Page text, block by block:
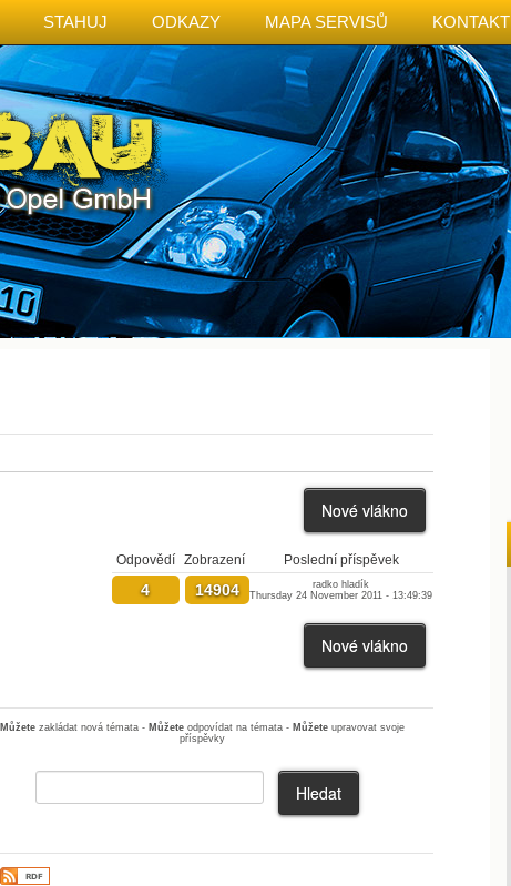
STAHUJ ODKAZY MAPA SERVISŮ KONTAKT
Odpovědí Zobrazení Poslední příspěvek
4 14904
radko hladík
Thursday 24 November 2011 - 13:49:39
Můžete zakládat nová témata - Můžete odpovídat na témata - Můžete upravovat svoje
příspěvky